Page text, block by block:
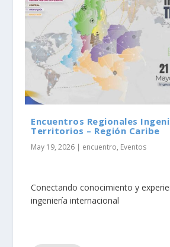
Encuentros Regionales
Territorios – Región Caribe
May 19, 2026 encuentro, Eventos
Conectando conocimiento y
ingeniería internacional